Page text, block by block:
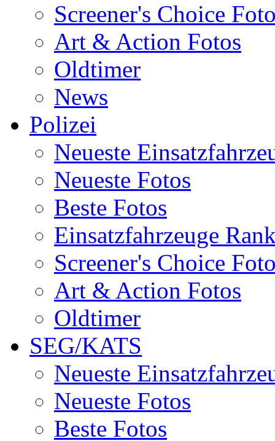
Screener's Choice
Art & Action Fotos
Oldtimer
News
Polizei
Neueste
Neueste Fotos
Beste Fotos
Einsatzfahrzeuge
Screener's Choice
Art & Action Fotos
Oldtimer
SEG/KATS
Neueste
Neueste Fotos
Beste Fotos